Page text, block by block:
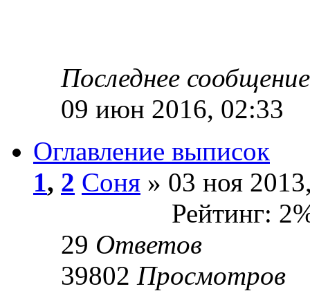
Последнее
09 июн 2016, 02:33
Оглавление выписок
1, 2 Соня » 03 ноя
Рейтинг:
29 Ответов
39802 Просмотров